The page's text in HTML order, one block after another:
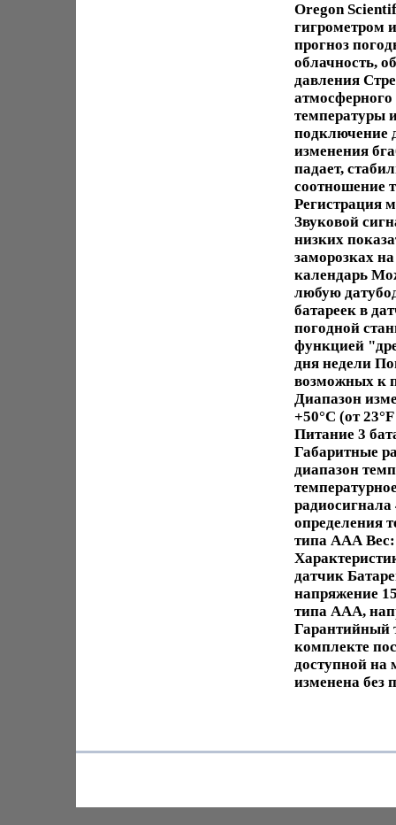
Oregon
гигрометром
прогноз
облачность,
давления
атмосферного
температуры
подключение
изменения
падает,
соотношение
Регистрация
Звуковой
низких
заморозках
календарь
любую
батареек в
погодной
функцией
дня недели
возможных к
Диапазон
+50°С (от
Питание 3
Габаритные
диапазон
определения
типа ААА Вес:
датчик
напряжение
типа ААА,
Гарантийный
комплекте
доступной
изменена без